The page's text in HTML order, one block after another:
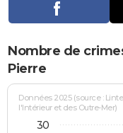
Se connecter
Entreprises
Service militaire
Avis de recherche
AVIS DE DÉCÈS
Bricolage
Lifestyle
Culture
Sport
Auto
Television
Voyage
Cinema
Nombre de
Pierre
Données 2025 (source :
l'Intérieur et des Outre-Mer)
30